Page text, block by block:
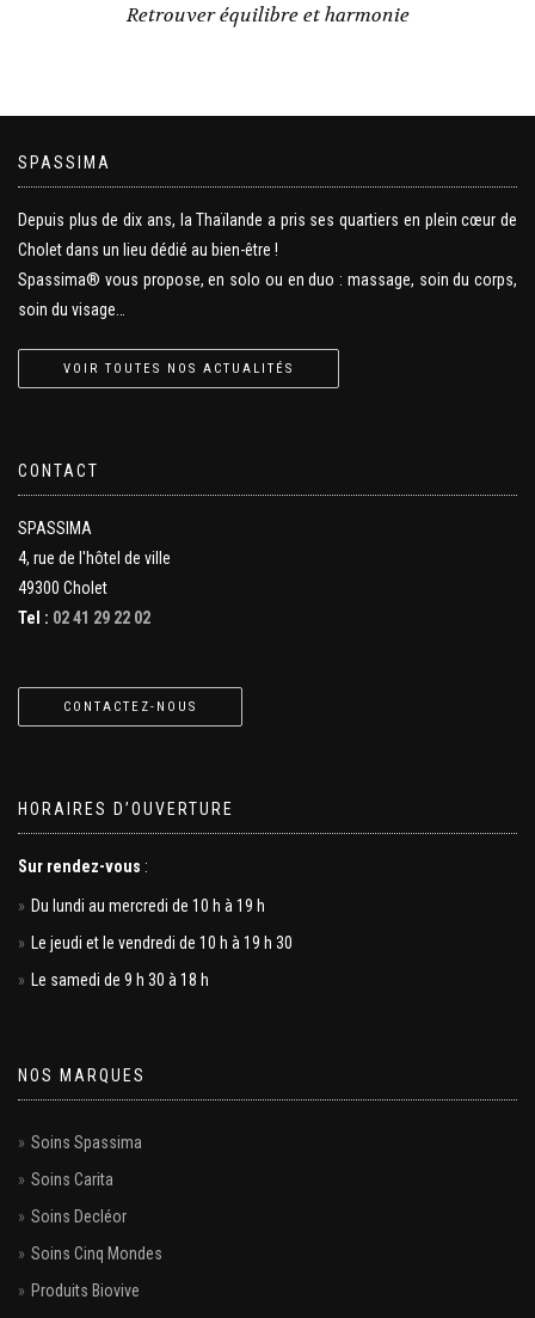
Retrouver équilibre et harmonie
SPASSIMA
Depuis plus de dix ans, la Thaïlande a pris ses quartiers en plein cœur de
Cholet dans un lieu dédié au bien-être !
Spassima® vous propose, en solo ou en duo : massage, soin du corps,
soin du visage…
VOIR TOUTES NOS ACTUALITÉS
CONTACT
SPASSIMA
4, rue de l'hôtel de ville
49300 Cholet
Tel : 02 41 29 22 02
CONTACTEZ-NOUS
HORAIRES D’OUVERTURE
Sur rendez-vous :
Du lundi au mercredi de 10 h à 19 h
Le jeudi et le vendredi de 10 h à 19 h 30
Le samedi de 9 h 30 à 18 h
NOS MARQUES
Soins Spassima
Soins Carita
Soins Decléor
Soins Cinq Mondes
Produits Biovive